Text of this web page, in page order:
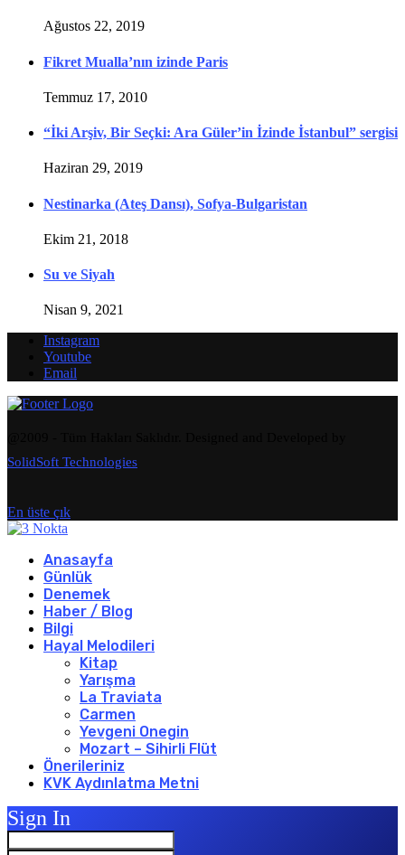
Ağustos 22, 2019
Fikret Mualla’nın izinde Paris
Temmuz 17, 2010
“İki Arşiv, Bir Seçki: Ara Güler’in İzinde İstanbul” sergisi
Haziran 29, 2019
Nestinarka (Ateş Dansı), Sofya-Bulgaristan
Ekim 21, 2018
Su ve Siyah
Nisan 9, 2021
Instagram
Youtube
Email
SolidSoft Technologies
En üste çık
Anasayfa
Günlük
Denemek
Haber / Blog
Bilgi
Hayal Melodileri
Kitap
Yarışma
La Traviata
Carmen
Yevgeni Onegin
Mozart – Sihirli Flüt
Önerileriniz
KVK Aydınlatma Metni
Sign In